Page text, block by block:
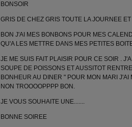
BONSOIR
GRIS DE CHEZ GRIS TOUTE LA JOURNEE
BON J'AI MES BONBONS POUR MES
QU'A LES METTRE DANS MES PETITES
JE ME SUIS FAIT PLAISIR POUR CE SOIR .
SOUPE DE POISSONS ET AUSSITOT
BONHEUR AU DINER " POUR MON MARI
NON TROOOOPPPP BON.
JE VOUS SOUHAITE UNE.......
BONNE SOIREE